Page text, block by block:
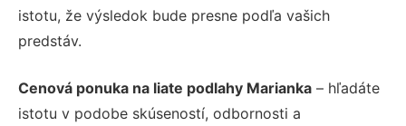
istotu, že výsledok bude presne podľa vašich
predstáv.
Cenová ponuka na liate podlahy Marianka – hľadáte
istotu v podobe skúseností, odbornosti a